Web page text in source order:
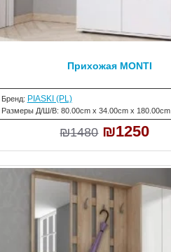
Бренд: PIASKI (PL)
Размеры Д/Ш/В: 80.00cm x 34.00cm x 180.00cm
Прихожая MONTI
₪1480 ₪1250